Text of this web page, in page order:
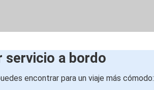
servicio a bordo
encontrar para un viaje más cómodo: